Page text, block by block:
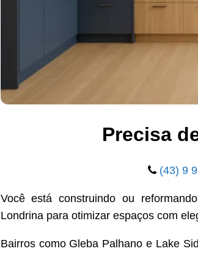
Precisa
(43) 9
Você está construindo ou
Londrina para otimizar espaços com
Bairros como Gleba Palhano e Lake